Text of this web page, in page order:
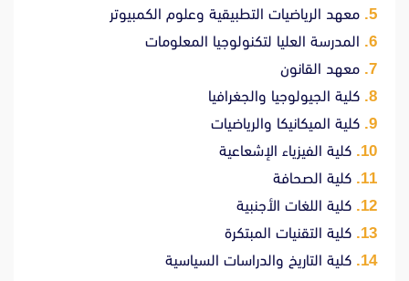
معهد الرياضيات التطبيقية وعلوم الكمبيوتر
المدرسة العليا لتكنولوجيا المعلومات
معهد القانون
كلية الجيولوجيا والجغرافيا
كلية الميكانيكا والرياضيات
كلية الفيزياء الإشعاعية
كلية الصحافة
كلية اللغات الأجنبية
كلية التقنيات المبتكرة
كلية التاريخ والدراسات السياسية